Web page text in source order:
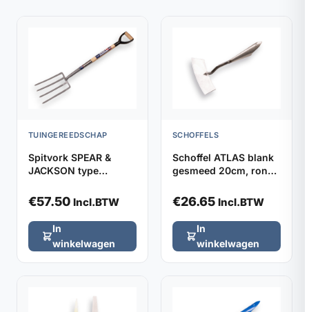
TUINGEREEDSCHAP
Spitvork SPEAR &
JACKSON type
totale lengte 105cm
€57.50 Incl.BTW
In
winkelwagen
SCHOFFELS
Schoffel ATLAS blank
gesmeed 20cm, rond
€26.65 Incl.BTW
In
winkelwagen